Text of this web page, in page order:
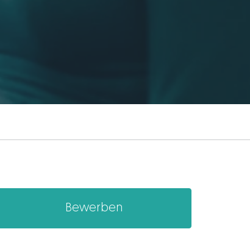
Bewerben